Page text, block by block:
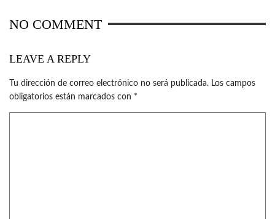
NO COMMENT
LEAVE A REPLY
Tu dirección de correo electrónico no será publicada. Los campos
obligatorios están marcados con *